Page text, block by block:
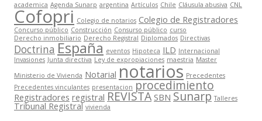
academica Agenda Sunarp argentina Artículos Chile Cláusula abusiva CNL
Cofopri Colegio de notarios Colegio de Registradores
Concurso público Construcción Consurso público curso
Derecho inmobiliario Derecho Registral Diplomados Directivas
Doctrina España eventos Hipoteca ILD Internacional
Invasiones Junta directiva Ley de expropiaciones maestria Master
Ministerio de Vivienda Notarial notarios Precedentes
Precedentes vinculantes presentacion procedimiento
Registradores registral REVISTA SBN Sunarp Talleres
Tribunal Registral vivienda